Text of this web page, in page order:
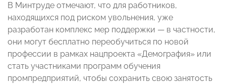
В Минтруде отмечают, что для работников,
находящихся под риском увольнения, уже
разработан комплекс мер поддержки — в частности,
они могут бесплатно переобучиться по новой
профессии в рамках нацпроекта «Демография» или
стать участниками программ обучения
промпредприятий, чтобы сохранить свою занятость